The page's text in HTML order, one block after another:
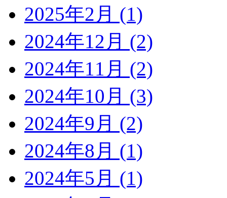
2025年2月 (1)
2024年12月 (2)
2024年11月 (2)
2024年10月 (3)
2024年9月 (2)
2024年8月 (1)
2024年5月 (1)